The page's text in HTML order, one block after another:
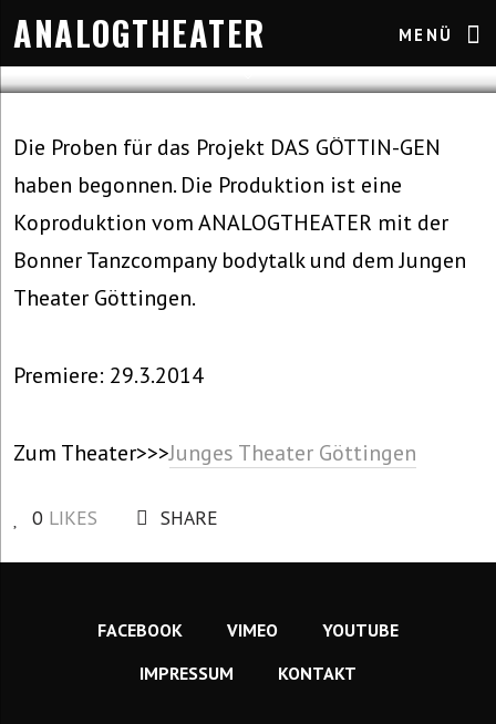
ANALOGTHEATER MENÜ
Allgemein 1. Februar 2014
Die Proben für das Projekt DAS GÖTTIN-GEN
haben begonnen. Die Produktion ist eine
Koproduktion vom ANALOGTHEATER mit der
Bonner Tanzcompany bodytalk und dem Jungen
Theater Göttingen.
Premiere: 29.3.2014
Zum Theater>>>Junges Theater Göttingen
0 LIKES SHARE
FACEBOOK VIMEO
YOUTUBE
IMPRESSUM
KONTAKT